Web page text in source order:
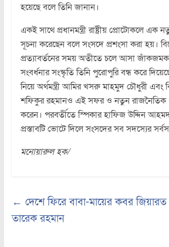
হয়েছে বলে তিনি জানান।
একই সাথে প্রধানমন্ত্রী রাষ্ট্রীয় প্রোটোকলে এক
সূচনা করেছেন বলে সংসদে প্রশংসা করা হয়।
প্রত্যাবর্তনের সময় অতীতে চলে আসা
সংবর্ধনার সংস্কৃতি তিনি পুরোপুরি বন্ধ করে
নিয়ে অর্থমন্ত্রী আমির খসরু মাহমুদ চৌধুরী এবং
শফিকুর রহমানও এই সফর ও নতুন রাজনৈতিক
করেন। পরবর্তীতে স্পিকার হাফিজ উদ্দিন
প্রস্তাবটি ভোটে দিলে সংসদের সব সদস্যের
মনোয়ারুল হক/
← দেশে ফিরে বাবা-মায়ের কবর জিয়ারত
তারেক রহমান